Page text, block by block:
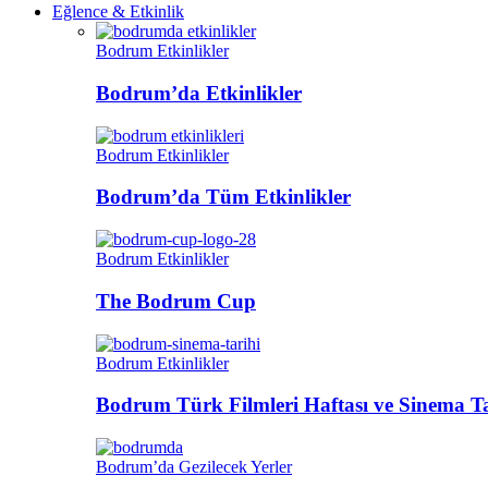
Eğlence & Etkinlik
Bodrum Etkinlikler
Bodrum’da Etkinlikler
Bodrum Etkinlikler
Bodrum’da Tüm Etkinlikler
Bodrum Etkinlikler
The Bodrum Cup
Bodrum Etkinlikler
Bodrum Türk Filmleri Haftası ve Sinema
Bodrum’da Gezilecek Yerler